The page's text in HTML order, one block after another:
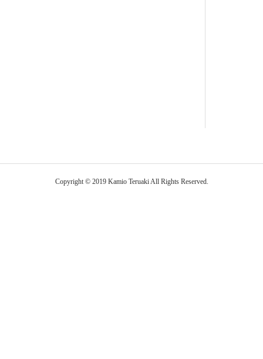
Copyright © 2019 Kamio Teruaki All Rights Reserved.